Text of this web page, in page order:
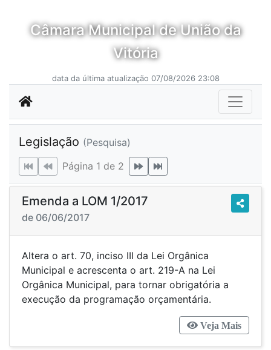
Câmara Municipal de União da
Vitória
data da última atualização 07/08/2026 23:08
Legislação (Pesquisa)
Página 1 de 2
Emenda a LOM 1/2017
de 06/06/2017
Altera o art. 70, inciso III da Lei Orgânica
Municipal e acrescenta o art. 219-A na Lei
Orgânica Municipal, para tornar obrigatória a
execução da programação orçamentária.
Veja Mais